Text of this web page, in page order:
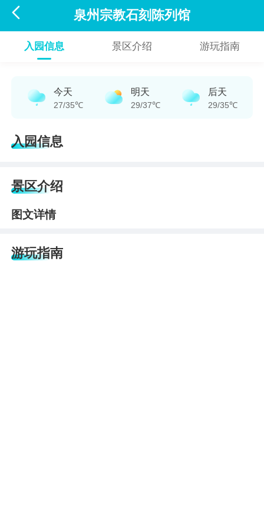
 泉州宗教石刻陈列馆
入园信息 景区介绍 游玩指南
今天
27/35℃
明天
29/37℃
后天
29/35℃
入园信息
景区介绍
图文详情
游玩指南